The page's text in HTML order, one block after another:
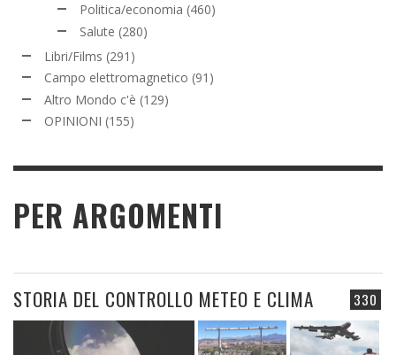
Politica/economia (460)
Salute (280)
Libri/Films (291)
Campo elettromagnetico (91)
Altro Mondo c'è (129)
OPINIONI (155)
PER ARGOMENTI
330
STORIA DEL CONTROLLO METEO E CLIMA